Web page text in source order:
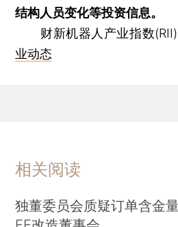
结构人员变化等投资信息。
财新机器人产业指数(RII)
业动态
相关阅读
独董委员会质疑订单含金